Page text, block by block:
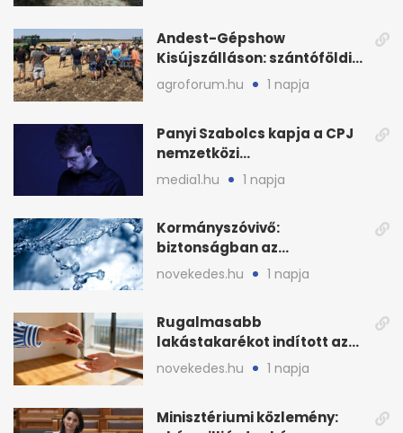
Andest-Gépshow
Kisújszálláson: szántóföldi
bemutató 2026. augusztus
12-én
agroforum.hu 1 napja
Panyi Szabolcs kapja a CPJ
nemzetközi
sajtószabadság-díját
media1.hu 1 napja
Kormányszóvivő:
biztonságban az
ivóvízkészlet, nincs
stratégiai vízhiány
novekedes.hu 1 napja
Rugalmasabb
lakástakarékot indított az
OTP: két köztes kilépéssel
novekedes.hu 1 napja
Minisztériumi közlemény: